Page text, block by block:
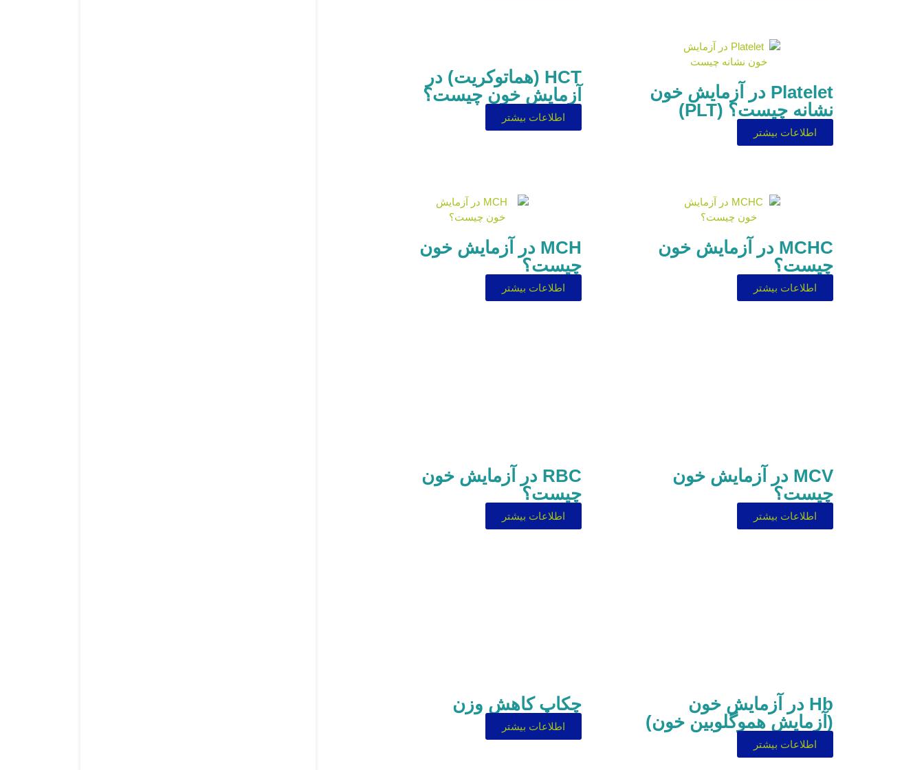
Platelet در آزمایش خون
نشانه چیست؟ (PLT)
اطلاعات بیشتر
HCT (هماتوکریت) در
آزمایش خون چیست؟
اطلاعات بیشتر
MCHC در آزمایش خون
چیست؟
اطلاعات بیشتر
MCH در آزمایش خون
چیست؟
اطلاعات بیشتر
MCV در آزمایش خون
چیست؟
اطلاعات بیشتر
RBC در آزمایش خون
چیست؟
اطلاعات بیشتر
Hb در آزمایش خون
(آزمایش هموگلوبین خون)
اطلاعات بیشتر
چکاپ کاهش وزن
اطلاعات بیشتر